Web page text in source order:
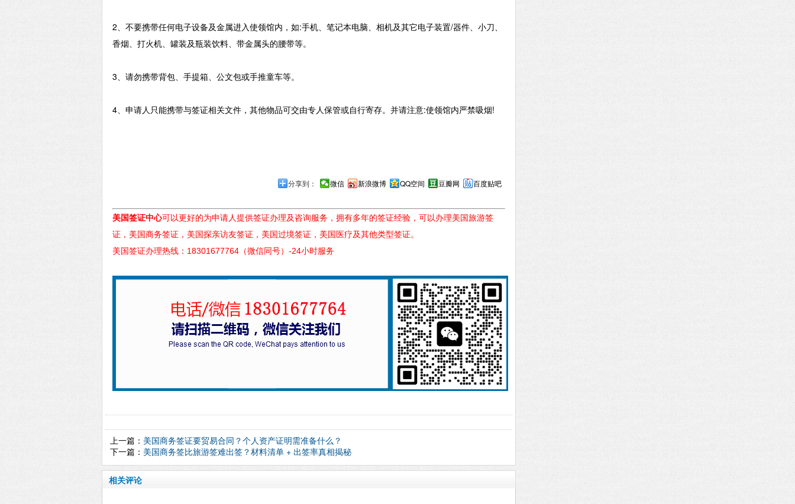
2、不要携带任何电子设备及金属进入使领馆内，如:手机、笔记本电脑、相机及其它电子装置/器件、小刀、
香烟、打火机、罐装及瓶装饮料、带金属头的腰带等。
3、请勿携带背包、手提箱、公文包或手推童车等。
4、申请人只能携带与签证相关文件，其他物品可交由专人保管或自行寄存。并请注意:使领馆内严禁吸烟!
分享到： 微信 新浪微博 QQ空间 豆瓣网 百度贴吧
美国签证中心可以更好的为申请人提供签证办理及咨询服务，拥有多年的签证经验，可以办理美国旅游签
证，美国商务签证，美国探亲访友签证，美国过境签证，美国医疗及其他类型签证。
美国签证办理热线：18301677764（微信同号）-24小时服务
上一篇： 美国商务签证要贸易合同？个人资产证明需准备什么？
下一篇： 美国商务签比旅游签难出签？材料清单 + 出签率真相揭秘
相关评论